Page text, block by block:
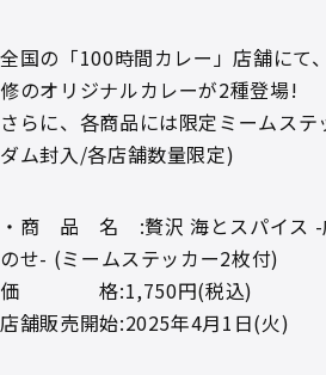
全国の「100時間カレー」店舗にて
修のオリジナルカレーが2種登場!
さらに、各商品には限定ミームス
ダム封入/各店舗数量限定)
・商 品 名 :贅沢 海とスパイス -
のせ- (ミームステッカー2枚付)
価 格:1,750円(税込)
店舗販売開始:2025年4月1日(火)